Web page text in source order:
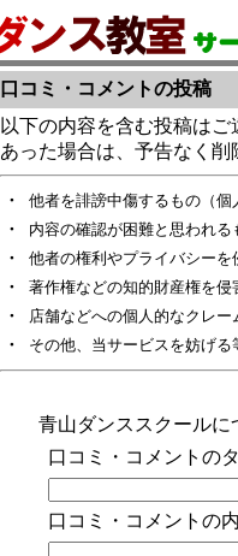
口コミ・コメントの投稿
以下の内容を含む投稿は
あった場合は、予告なく削
・
他者を誹謗中傷するもの（
・
内容の確認が困難と思われ
・
他者の権利やプライバシーを
・
著作権などの知的財産権を侵
・
店舗などへの個人的なクレ
・
その他、当サービスを妨げ
青山ダンススクール
口コミ・コメントの
口コミ・コメントの